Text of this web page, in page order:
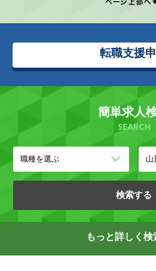
転職支援
簡単求人
SEARCH
もっと詳しく検